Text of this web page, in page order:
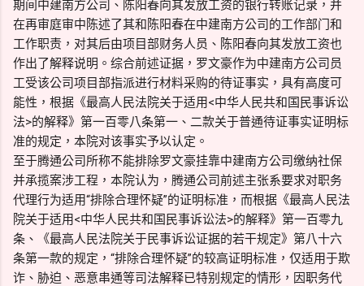
期间中建南方公司、陈阳春向其发放工资的银行转账记录，并
在再审庭审中陈述了其和陈阳春在中建南方公司的工作部门和
工作职责，对其后由项目部财务人员、陈阳春向其发放工资也
作出了解释说明。综合前述证据，罗文豪作为中建南方公司员
工受该公司项目部指派进行材料采购的待证事实，具有高度可
能性，根据《最高人民法院关于适用<中华人民共和国民事诉讼
法>的解释》第一百零八条第一、二款关于普通待证事实证明标
准的规定，本院对该事实予以认定。
至于腾通公司所称不能排除罗文豪挂靠中建南方公司缴纳社保
并承揽案涉工程，本院认为，腾通公司前述主张系要求对职务
代理行为适用“排除合理怀疑”的证明标准，而根据《最高人民法
院关于适用<中华人民共和国民事诉讼法>的解释》第一百零九
条、《最高人民法院关于民事诉讼证据的若干规定》第八十六
条第一款的规定，“排除合理怀疑”的较高证明标准，仅适用于欺
诈、胁迫、恶意串通等司法解释已特别规定的情形，因职务代